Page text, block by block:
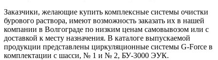
Заказчики, желающие купить комплексные системы очистки
бурового раствора, имеют возможность заказать их в нашей
компании в Волгограде по низким ценам самовывозом или с
доставкой к месту назначения. В каталоге выпускаемой
продукции представлены циркуляционные системы G-Force в
комплектации c шасси, № 1 и № 2, БУ-3000 ЭУК.